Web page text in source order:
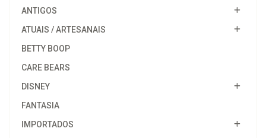
ANTIGOS
ATUAIS / ARTESANAIS
BETTY BOOP
CARE BEARS
DISNEY
FANTASIA
IMPORTADOS